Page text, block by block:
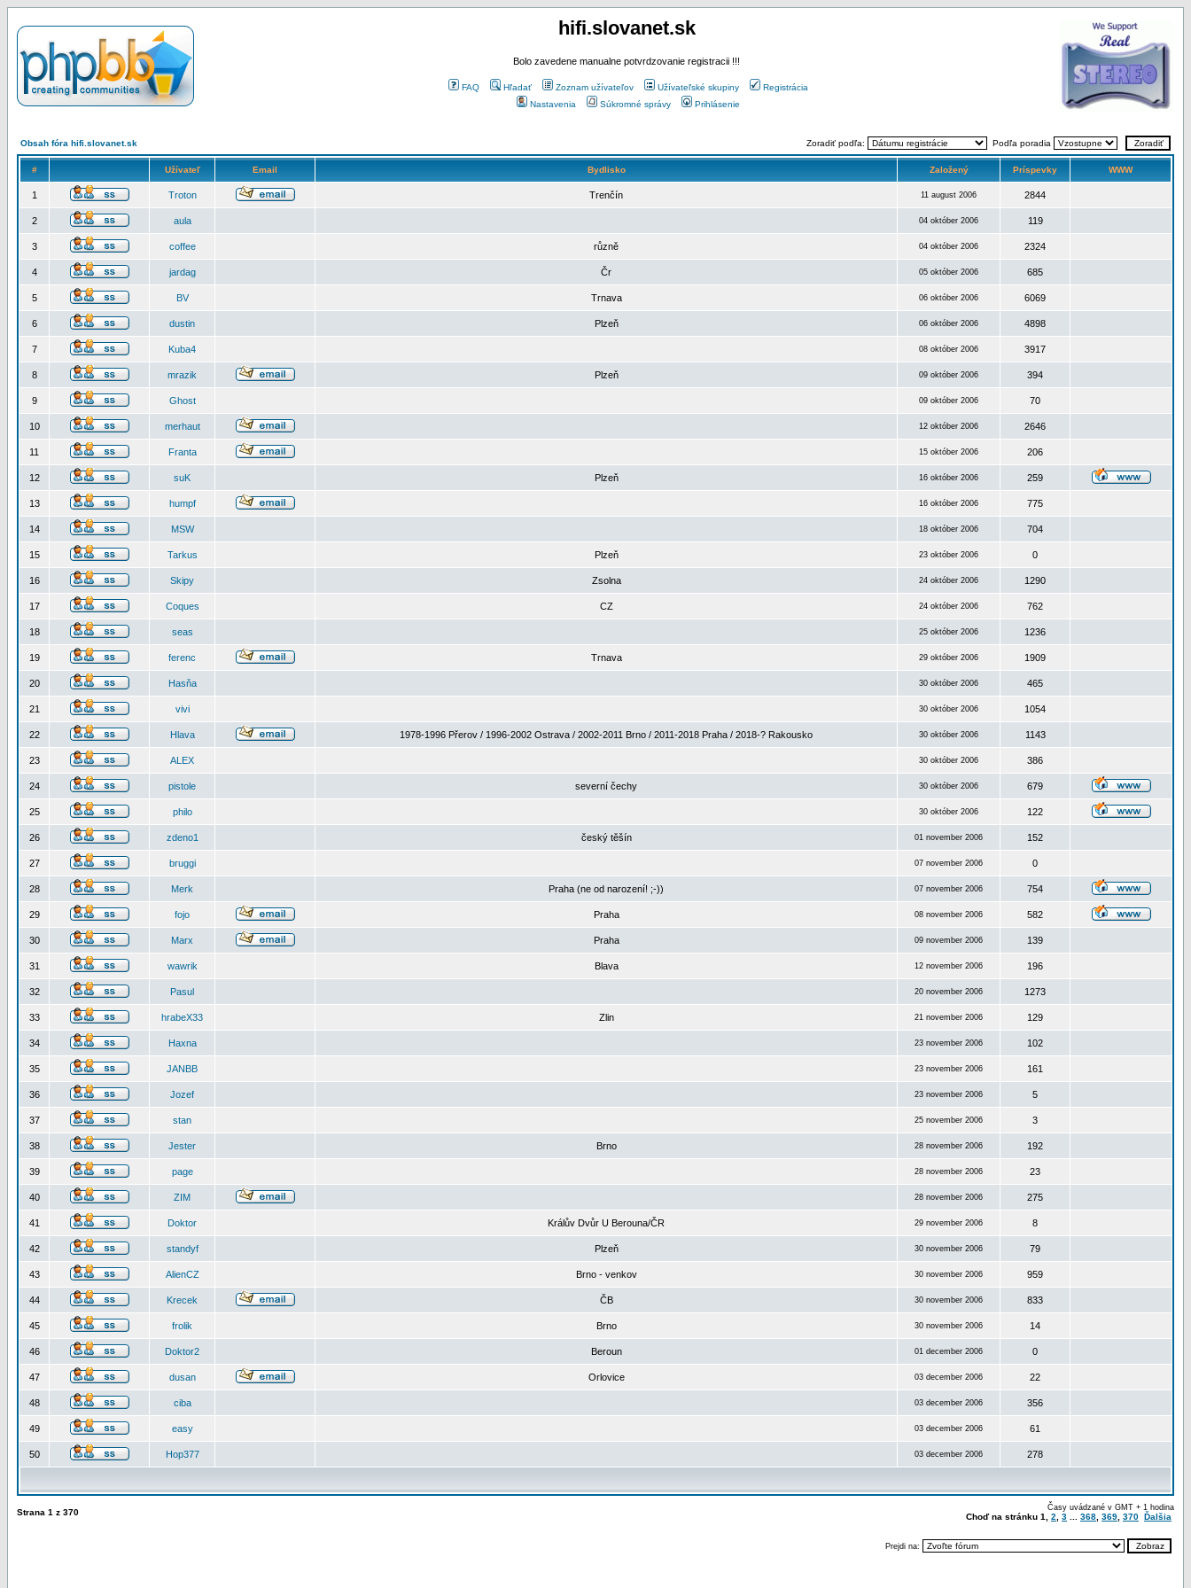
hifi.slovanet.sk
Bolo zavedene manualne potvrdzovanie registracii !!!
FAQ Hľadať Zoznam užívateľov Užívateľské skupiny
Registrácia
Nastavenia
Súkromné správy Prihlásenie
Obsah fóra hifi.slovanet.sk Zoradiť podľa: Podľa poradia
# Užívateľ Email Bydlisko Založený Príspevky WWW
1 Troton Trenčín 11 august 2006 2844
2 aula 04 október 2006 119
3 coffee různě 04 október 2006 2324
4 jardag Čr 05 október 2006 685
5 BV Trnava 06 október 2006 6069
6 dustin Plzeň 06 október 2006 4898
7 Kuba4 08 október 2006 3917
8 mrazik Plzeň 09 október 2006 394
9 Ghost 09 október 2006 70
10 merhaut 12 október 2006 2646
11 Franta 15 október 2006 206
12 suK Plzeň 16 október 2006 259
13 humpf 16 október 2006 775
14 MSW 18 október 2006 704
15 Tarkus Plzeň 23 október 2006 0
16 Skipy Zsolna 24 október 2006 1290
17 Coques CZ 24 október 2006 762
18 seas 25 október 2006 1236
19 ferenc Trnava 29 október 2006 1909
20 Hasňa 30 október 2006 465
21 vivi 30 október 2006 1054
22 Hlava 1978-1996 Přerov / 1996-2002 Ostrava / 2002-2011 Brno / 2011-2018 Praha / 2018-? Rakousko 30 október 2006 1143
23 ALEX 30 október 2006 386
24 pistole severní čechy 30 október 2006 679
25 philo 30 október 2006 122
26 zdeno1 český těšín 01 november 2006 152
27 bruggi 07 november 2006 0
28 Merk Praha (ne od narození! ;-)) 07 november 2006 754
29 fojo Praha 08 november 2006 582
30 Marx Praha 09 november 2006 139
31 wawrik Blava 12 november 2006 196
32 Pasul 20 november 2006 1273
33 hrabeX33 Zlin 21 november 2006 129
34 Haxna 23 november 2006 102
35 JANBB 23 november 2006 161
36 Jozef 23 november 2006 5
37 stan 25 november 2006 3
38 Jester Brno 28 november 2006 192
39 page 28 november 2006 23
40 ZIM 28 november 2006 275
41 Doktor Králův Dvůr U Berouna/ČR 29 november 2006 8
42 standyf Plzeň 30 november 2006 79
43 AlienCZ Brno - venkov 30 november 2006 959
44 Krecek ČB 30 november 2006 833
45 frolik Brno 30 november 2006 14
46 Doktor2 Beroun 01 december 2006 0
47 dusan Orlovice 03 december 2006 22
48 ciba 03 december 2006 356
49 easy 03 december 2006 61
50 Hop377 03 december 2006 278
Strana 1 z 370 Časy uvádzané v GMT + 1 hodina
Choď na stránku 1 2 3 368 369 370 Ďalšia
Prejdi na: